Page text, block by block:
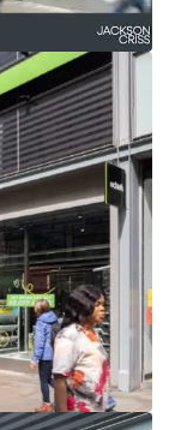
ranked 1st
consumer
score.
location
fronting the
and basement
Limited with
2136 at